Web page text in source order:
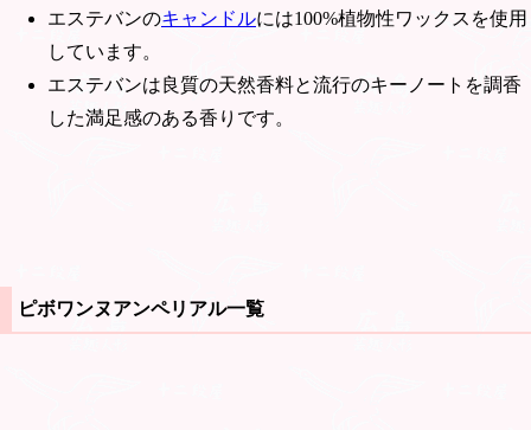
エステバンのキャンドルには100%植物性ワックスを使用
しています。
エステバンは良質の天然香料と流行のキーノートを調香
した満足感のある香りです。
ピボワンヌアンペリアル一覧